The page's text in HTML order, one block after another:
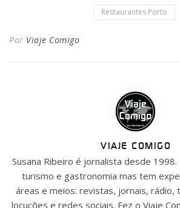
Restaurantes Porto
Por Viaje Comigo
VIAJE COMIGO
Susana Ribeiro é jornalista desde
turismo e gastronomia mas tem
áreas e meios: revistas, jornais, rádio,
locuções e redes sociais. Fez o Viaje